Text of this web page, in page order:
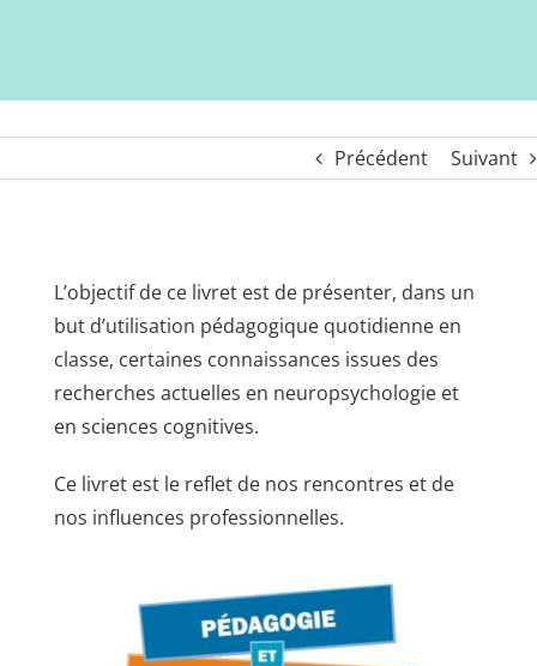
Précédent Suivant
L’objectif de ce livret est de présenter, dans un
but d’utilisation pédagogique quotidienne en
classe, certaines connaissances issues des
recherches actuelles en neuropsychologie et
en sciences cognitives.
Ce livret est le reflet de nos rencontres et de
nos influences professionnelles.